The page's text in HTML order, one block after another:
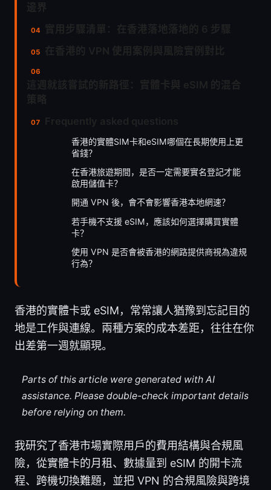
香港的實體SIM卡和eSIM哪個在長期使用上更
省錢？
在香港旅遊期間，是否一定需要實名登記才能
啟用儲值卡？
開通 VPN 後，會不會影響香港本地網速？
若手機不支援 eSIM，應該如何選擇購買實體
卡？
使用 VPN 是否會被香港的網路提供商視為違規
行為？
香港的實體卡或 eSIM，常常讓人猶豫到忘記目的
地是工作與連線。兩種方案的成本差距，往往在你
出差第一週就顯現。
Parts of this article were generated with AI
assistance. Please double-check important details
before relying on them.
我研究了香港市場實際用戶的費用結構與合規風
險，從實體卡的月租、數據量到 eSIM 的開卡流
程、跨機切換難題，並把 VPN 的合規風險與跨境